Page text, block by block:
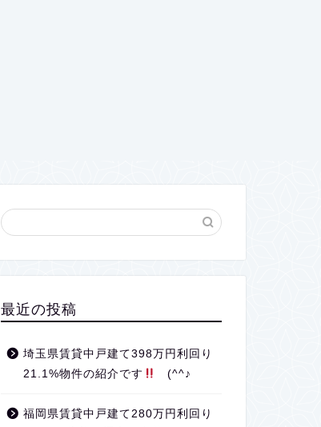
最近の投稿
埼玉県賃貸中戸建て398万円利回り
21.1%物件の紹介です
(^^♪
福岡県賃貸中戸建て280万円利回り